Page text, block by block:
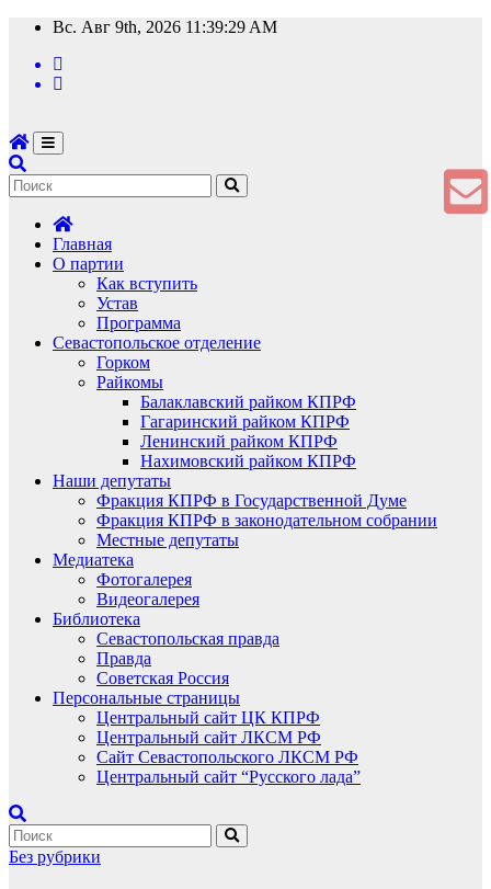
Перейти
содержимому
Вс. Авг 9th, 2026 11:39:30 AM
Главная
О партии
Как вступить
Устав
Программа
Севастопольское отделение
Горком
Райкомы
Балаклавский райком КПРФ
Гагаринский райком КПРФ
Ленинский райком КПРФ
Нахимовский райком КПРФ
Наши депутаты
Фракция КПРФ в Государственной Думе
Фракция КПРФ в законодательном собрании
Местные депутаты
Медиатека
Фотогалерея
Видеогалерея
Библиотека
Севастопольская правда
Правда
Советская Россия
Персональные страницы
Центральный сайт ЦК КПРФ
Центральный сайт ЛКСМ РФ
Сайт Севастопольского ЛКСМ РФ
Центральный сайт “Русского лада”
Без рубрики